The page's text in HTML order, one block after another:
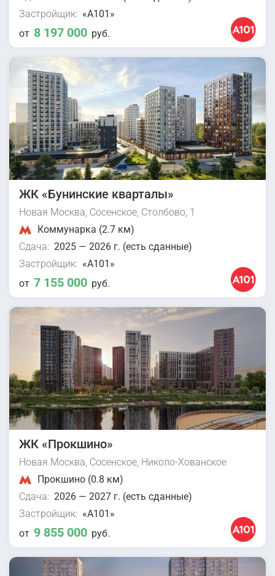
Застройщик: «А101»
от 8 197 000 руб.
ЖК «Бунинские кварталы»
Новая Москва, Сосенское, Столбово, 1
Коммунарка (2.7 км)
Сдача: 2025 — 2026 г. (есть сданные)
Застройщик: «А101»
от 7 155 000 руб.
ЖК «Прокшино»
Новая Москва, Сосенское, Николо-Хованское
Прокшино (0.8 км)
Сдача: 2026 — 2027 г. (есть сданные)
Застройщик: «А101»
от 9 855 000 руб.